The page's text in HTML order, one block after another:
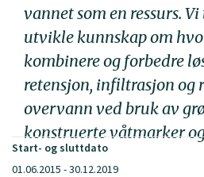
vannet som en ressurs.
utvikle kunnskap om
kombinere og forbedre
retensjon, infiltrasjon og
overvann ved bruk av
konstruerte våtmarker
Start- og sluttdato
01.06.2015 - 30.12.2019